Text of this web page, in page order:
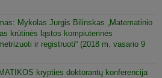
Mykolas Jurgis Bilinskas „Matematinio
krūtinės ląstos kompiuterinės
ir registruoti“ (2018 m. vasario 9
krypties doktorantų konferencija